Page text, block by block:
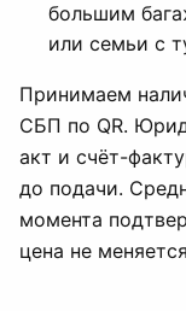
большим
или семьи с
Принимаем
СБП по QR.
акт и счёт-
до подачи.
момента
цена не